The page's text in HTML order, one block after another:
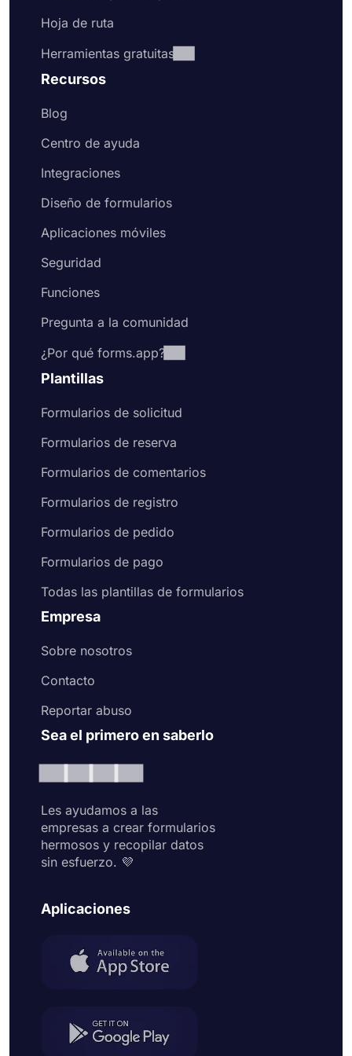
real, tiene la opción de compartir los datos que ha
recopilado en tiempo real. Si está organizando un
concurso o es más transparente como propietario
respuestas del formulario en forms.app.
Hoja de ruta
Herramientas gratuitas
Recursos
Blog
Centro de ayuda
Integraciones
Diseño de formularios
Aplicaciones móviles
Seguridad
Funciones
Pregunta a la comunidad
¿Por qué forms.app?
Plantillas
Formularios de solicitud
Formularios de reserva
Formularios de comentarios
Formularios de registro
Formularios de pedido
Formularios de pago
Todas las plantillas de formularios
Empresa
Sobre nosotros
Contacto
Reportar abuso
Sea el primero en saberlo
Les ayudamos a las
empresas a crear formularios
hermosos y recopilar datos
sin esfuerzo. 💜
Aplicaciones